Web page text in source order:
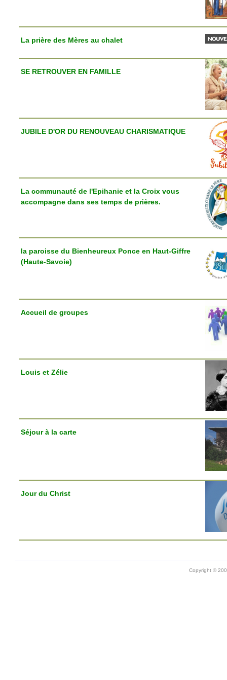
La prière des Mères au chalet
SE RETROUVER EN FAMILLE
JUBILE D'OR DU RENOUVEAU CHARISMATIQUE
La communauté de l'Epihanie et la Croix vous
accompagne dans ses temps de prières.
la paroisse du Bienheureux Ponce en Haut-Giffre
(Haute-Savoie)
Accueil de groupes
Louis et Zélie
Séjour à la carte
Jour du Christ
Copyright ©